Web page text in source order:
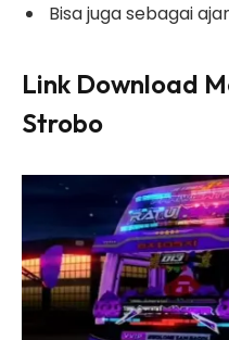
Bisa juga sebagai
Link Download
Strobo